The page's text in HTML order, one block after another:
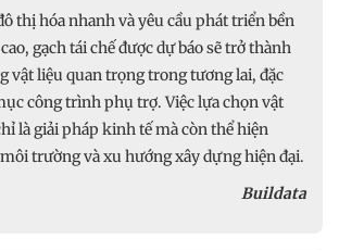
thị hóa nhanh và yêu cầu phát triển bền
gạch tái chế được dự báo sẽ trở thành
vật liệu quan trọng trong tương lai, đặc
công trình phụ trợ. Việc lựa chọn vật
là giải pháp kinh tế mà còn thể hiện
trường và xu hướng xây dựng hiện đại.
Buildata